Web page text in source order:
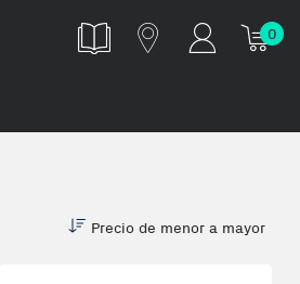
0
Precio de menor a mayor